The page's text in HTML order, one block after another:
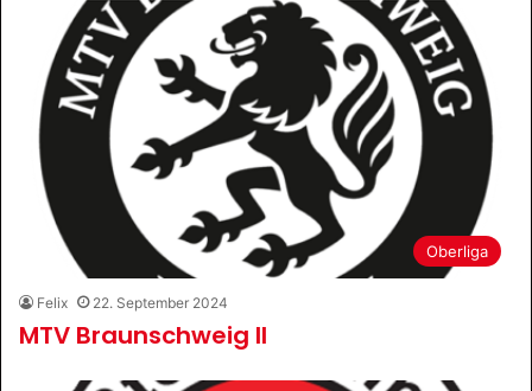
Oberliga
Felix 22. September 2024
MTV Braunschweig II